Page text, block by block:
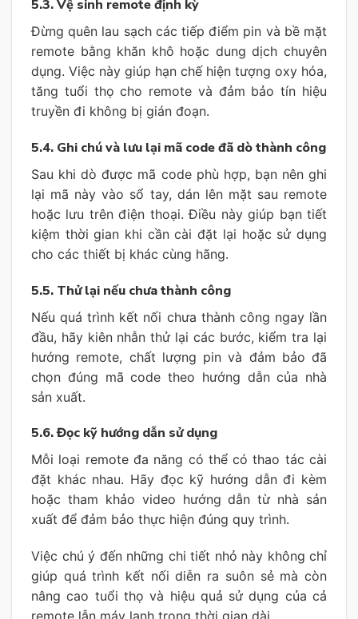
5.3. Vệ sinh remote định kỳ
Đừng quên lau sạch các tiếp điểm pin và bề mặt
remote bằng khăn khô hoặc dung dịch chuyên
dụng. Việc này giúp hạn chế hiện tượng oxy hóa,
tăng tuổi thọ cho remote và đảm bảo tín hiệu
truyền đi không bị gián đoạn.
5.4. Ghi chú và lưu lại mã code đã dò thành công
Sau khi dò được mã code phù hợp, bạn nên ghi
lại mã này vào sổ tay, dán lên mặt sau remote
hoặc lưu trên điện thoại. Điều này giúp bạn tiết
kiệm thời gian khi cần cài đặt lại hoặc sử dụng
cho các thiết bị khác cùng hãng.
5.5. Thử lại nếu chưa thành công
Nếu quá trình kết nối chưa thành công ngay lần
đầu, hãy kiên nhẫn thử lại các bước, kiểm tra lại
hướng remote, chất lượng pin và đảm bảo đã
chọn đúng mã code theo hướng dẫn của nhà
sản xuất.
5.6. Đọc kỹ hướng dẫn sử dụng
Mỗi loại remote đa năng có thể có thao tác cài
đặt khác nhau. Hãy đọc kỹ hướng dẫn đi kèm
hoặc tham khảo video hướng dẫn từ nhà sản
xuất để đảm bảo thực hiện đúng quy trình.
Việc chú ý đến những chi tiết nhỏ này không chỉ
giúp quá trình kết nối diễn ra suôn sẻ mà còn
nâng cao tuổi thọ và hiệu quả sử dụng của cả